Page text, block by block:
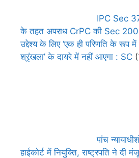
IPC Sec
के तहत अपराध CrPC की Sec 200
उद्देश्य के लिए ‘एक ही परिणति के रूप
श्रृंखला’ के दायरे में नहीं आएगा : SC
पांच
हाईकोर्ट में नियुक्ति, राष्ट्रपति ने दी